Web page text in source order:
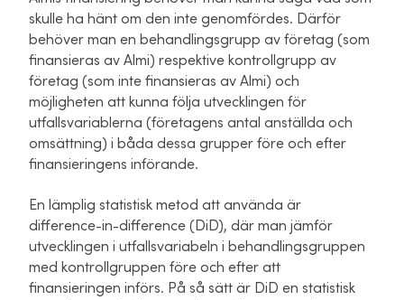
skulle ha hänt om den inte genomfördes. Därför
behöver man en behandlingsgrupp av företag (som
finansieras av Almi) respektive kontrollgrupp av
företag (som inte finansieras av Almi) och
möjligheten att kunna följa utvecklingen för
utfallsvariablerna (företagens antal anställda och
omsättning) i båda dessa grupper före och efter
finansieringens införande.
En lämplig statistisk metod att använda är
difference-in-difference (DiD), där man jämför
utvecklingen i utfallsvariabeln i behandlingsgruppen
med kontrollgruppen före och efter att
finansieringen införs. På så sätt är DiD en statistisk